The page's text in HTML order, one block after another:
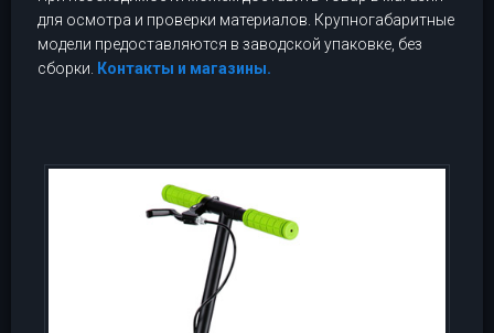
для осмотра и проверки материалов. Крупногабаритные
модели предоставляются в заводской упаковке, без
сборки.
Контакты и магазины.